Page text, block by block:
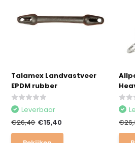
Talamex Landvastveer
EPDM rubber
Leverbaar
€26,40 €15,40